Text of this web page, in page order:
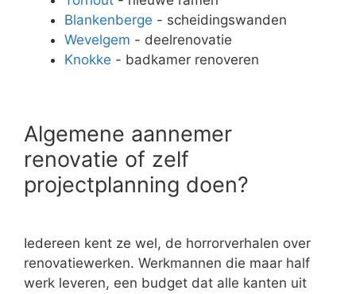
Blankenberge - scheidingswanden
Wevelgem - deelrenovatie
Knokke - badkamer renoveren
Algemene aannemer
renovatie of zelf
projectplanning doen?
Iedereen kent ze wel, de horrorverhalen over
renovatiewerken. Werkmannen die maar half
werk leveren, een budget dat alle kanten uit